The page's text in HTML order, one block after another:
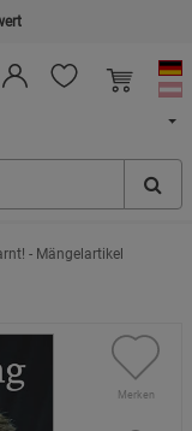
- Mängelartikel
Merken